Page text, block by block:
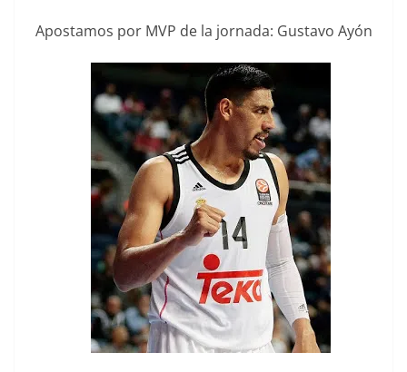
Apostamos por MVP de la jornada: Gustavo Ayón